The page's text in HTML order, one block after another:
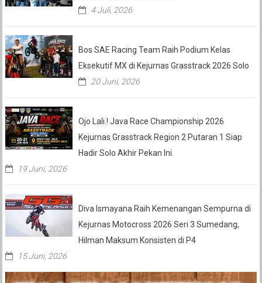
4 Juli, 2026
Bos SAE Racing Team Raih Podium Kelas
Eksekutif MX di Kejurnas Grasstrack 2026 Solo
20 Juni, 2026
Ojo Lali.! Java Race Championship 2026
Kejurnas Grasstrack Region 2 Putaran 1 Siap
Hadir Solo Akhir Pekan Ini.
19 Juni, 2026
Diva Ismayana Raih Kemenangan Sempurna di
Kejurnas Motocross 2026 Seri 3 Sumedang,
Hilman Maksum Konsisten di P4
15 Juni, 2026